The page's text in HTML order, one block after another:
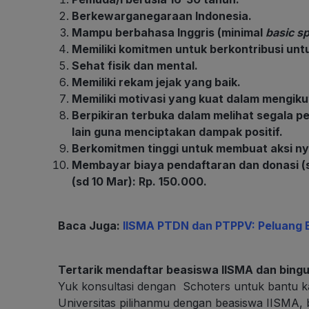
Berkewarganegaraan Indonesia.
Mampu berbahasa Inggris (minimal basic
Memiliki komitmen untuk berkontribusi
Sehat fisik dan mental.
Memiliki rekam jejak yang baik.
Memiliki motivasi yang kuat dalam
Berpikiran terbuka dalam melihat segala
lain guna menciptakan dampak positif.
Berkomitmen tinggi untuk membuat aksi
Membayar biaya pendaftaran dan donasi
(sd 10 Mar): Rp. 150.000.
Baca Juga: IISMA PTDN dan PTPPV:
Tertarik mendaftar beasiswa IISMA dan
Yuk konsultasi dengan Schoters untuk bantu
Universitas pilihanmu dengan beasiswa